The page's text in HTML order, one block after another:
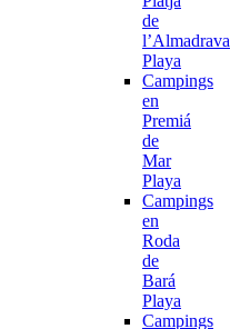
de
l’Almadrava
Playa
Campings
en
Premiá
de
Mar
Playa
Campings
en
Roda
de
Bará
Playa
Campings